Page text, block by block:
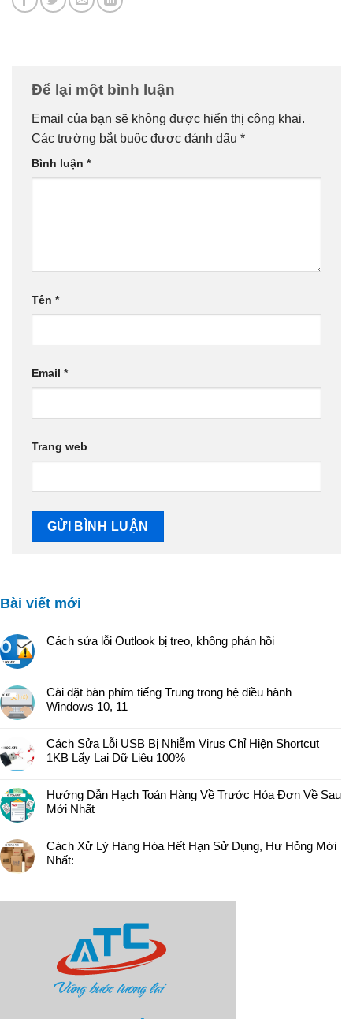
Để lại một bình luận
Email của bạn sẽ không được hiển thị công khai.
Các trường bắt buộc được đánh dấu *
Bình luận *
Tên *
Email *
Trang web
Bài viết mới
Cách sửa lỗi Outlook bị treo, không phản hồi
Cài đặt bàn phím tiếng Trung trong hệ điều hành
Windows 10, 11
Cách Sửa Lỗi USB Bị Nhiễm Virus Chỉ Hiện Shortcut
1KB Lấy Lại Dữ Liệu 100%
Hướng Dẫn Hạch Toán Hàng Về Trước Hóa Đơn Về Sau
Mới Nhất
Cách Xử Lý Hàng Hóa Hết Hạn Sử Dụng, Hư Hỏng Mới
Nhất: